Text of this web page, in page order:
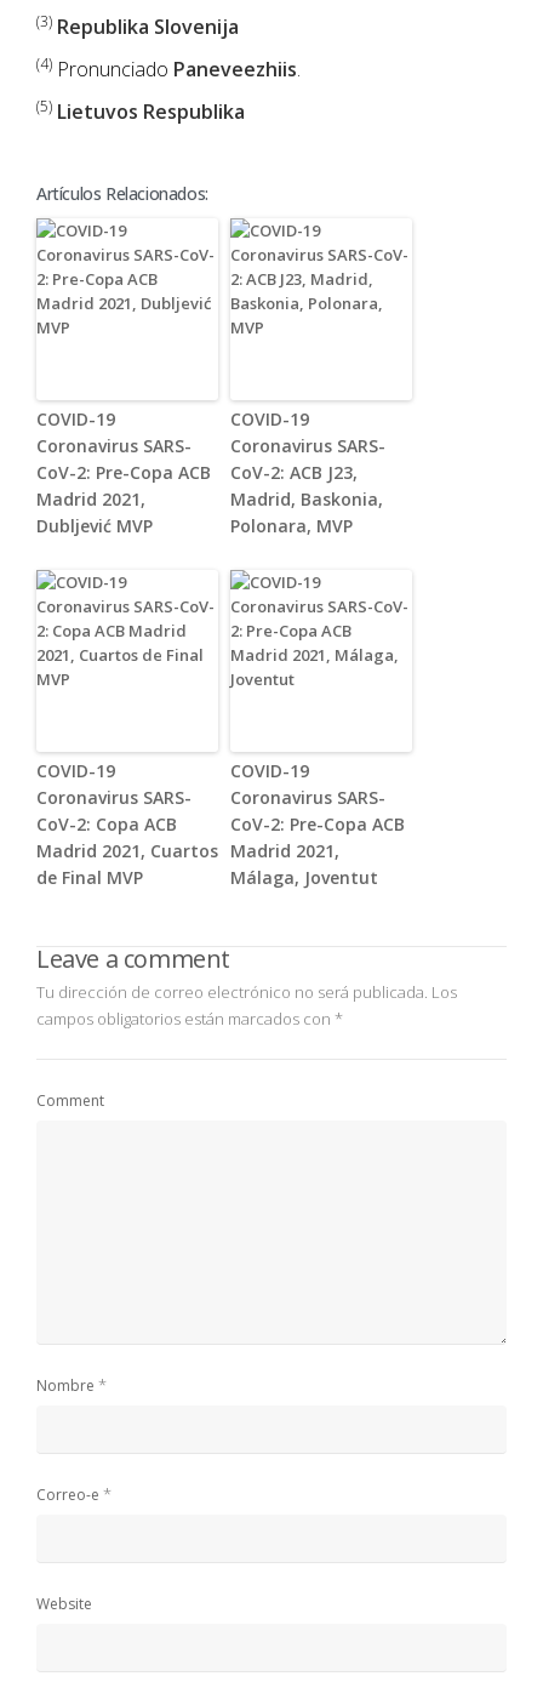
(3) Republika Slovenija
(4) Pronunciado Paneveezhiis.
(5) Lietuvos Respublika
Artículos Relacionados:
COVID-19
Coronavirus SARS-
CoV-2: Pre-Copa ACB
Madrid 2021,
Dubljević MVP
COVID-19
Coronavirus SARS-
CoV-2: ACB J23,
Madrid, Baskonia,
Polonara, MVP
COVID-19
Coronavirus SARS-
CoV-2: Copa ACB
Madrid 2021, Cuartos
de Final MVP
COVID-19
Coronavirus SARS-
CoV-2: Pre-Copa ACB
Madrid 2021,
Málaga, Joventut
Leave a comment
Tu dirección de correo electrónico no será publicada. Los
campos obligatorios están marcados con *
Comment
Nombre *
Correo-e *
Website